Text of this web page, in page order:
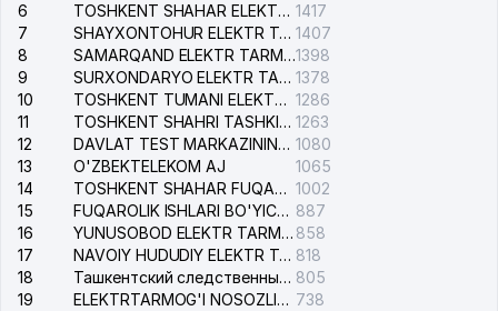
6
TOSHKENT SHAHAR ELEKTR TARMOQLARI KORXONASI AJ 1417
7
SHAYXONTOHUR ELEKTR TARMOG'I NOSOZLIKLARINI TUZATISH XIZMATI 1407
8
SAMARQAND ELEKTR TARMOQLARI AJ1398
9
SURXONDARYO ELEKTR TARMOQLARI AJ 1378
10
TOSHKENT TUMANI ELEKTR TARMOG'I AVARIYA XIZMATI 1286
11
TOSHKENT SHAHRI TASHKILOT TELEFONLARI HAQIDA MA'LUMOT BYUROSI 1263
12
DAVLAT TEST MARKAZINING ISHONCH TELEFONLARI 1080
13
O'ZBEKTELEKOM AJ
1065
14
TOSHKENT SHAHAR FUQAROLIK ISHLARI BO'YICHA SUDI 1002
15
FUQAROLIK ISHLARI BO'YICHA YAKKASAROY TUMANLARARO SUDI 887
16
YUNUSOBOD ELEKTR TARMOG'I NOSOZLIKLARI XIZMATI 858
17
NAVOIY HUDUDIY ELEKTR TARMOQLARI KORXONASI AJ 818
18
Ташкентский следственный изолятор 805
19
ELEKTRTARMOG'I NOSOZLIKLARINI TO'ZATISH SERGELI XIZMATI 738